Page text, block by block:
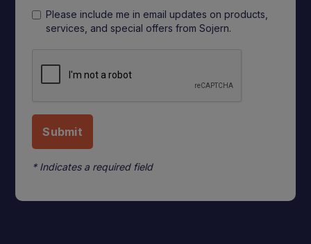
Please include me in email updates on products,
services, and special offers from Sojern.
* Indicates a required field